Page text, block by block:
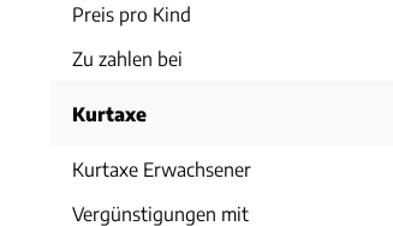
Preis pro Kind
Zu zahlen bei
Kurtaxe
Kurtaxe Erwachsener
Vergünstigungen mit